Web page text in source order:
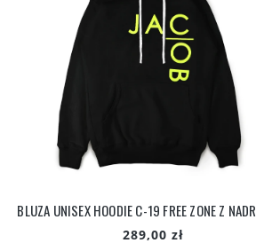
BLUZA UNISEX HOODIE C-19 FREE ZONE Z
289,00 zł